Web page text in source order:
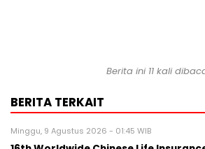
Berita ini 11 kali
BERITA TERKAIT
Minggu, 9 Agustus 2026 - 01:45 WIB